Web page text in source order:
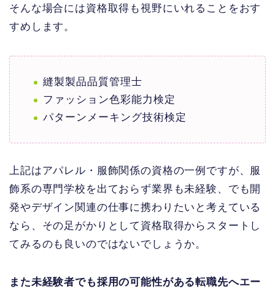
そんな場合には資格取得も視野にいれることをおす
すめします。
縫製製品品質管理士
ファッション色彩能力検定
パターンメーキング技術検定
上記はアパレル・服飾関係の資格の一例ですが、服
飾系の専門学校を出ておらず業界も未経験、でも開
発やデザイン関連の仕事に携わりたいと考えている
なら、その足がかりとして資格取得からスタートし
てみるのも良いのではないでしょうか。
また未経験者でも採用の可能性がある転職先へエー